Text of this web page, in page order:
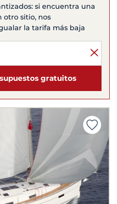
si encuentra una
otro sitio, nos
la tarifa más baja
gratuitos